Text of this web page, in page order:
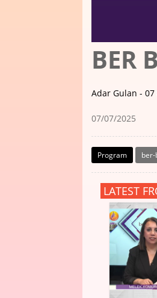
BER
Adar Gulan -
07/07/2025
Program
LATEST